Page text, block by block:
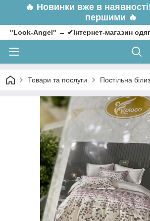
🔥 Новинки вже в
першими 🔥
"Look-Angel" → ✔Інтернет-магазин
Товари та послуги Постільна